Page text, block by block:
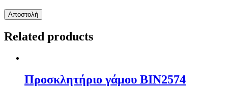
Related products
Προσκλητήριο γάμου ΒΙΝ2574